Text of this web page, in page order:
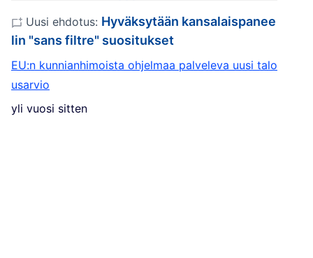
yli vuosi sitten
Uusi ehdotus: Hyväksytään kansalaispanee
lin "sans filtre" suositukset
EU:n kunnianhimoista ohjelmaa palveleva uusi talo
usarvio